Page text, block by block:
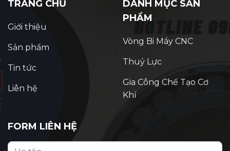
TRANG CHỦ
Giới thiệu
Sản phẩm
Tin tức
Liên hệ
DANH MỤC SẢN
PHẨM
Vòng Bi Máy CNC
Thuỷ Lực
Gia Công Chế Tạo Cơ
Khí
FORM LIÊN HỆ